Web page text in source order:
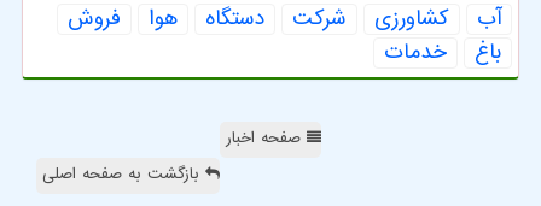
آب كشاورزی شركت دستگاه هوا
فروش
باغ
خدمات
صفحه اخبار
بازگشت به صفحه اصلی